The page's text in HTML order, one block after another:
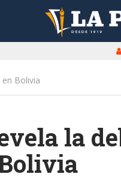
en Bolivia
la